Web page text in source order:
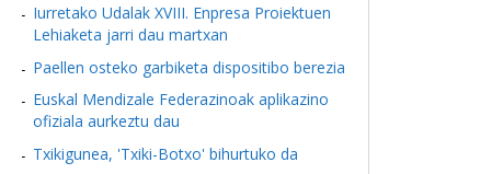
Iurretako Udalak XVIII. Enpresa Proiektuen
Lehiaketa jarri dau martxan
Paellen osteko garbiketa dispositibo berezia
Euskal Mendizale Federazinoak aplikazino
ofiziala aurkeztu dau
Txikigunea, 'Txiki-Botxo' bihurtuko da